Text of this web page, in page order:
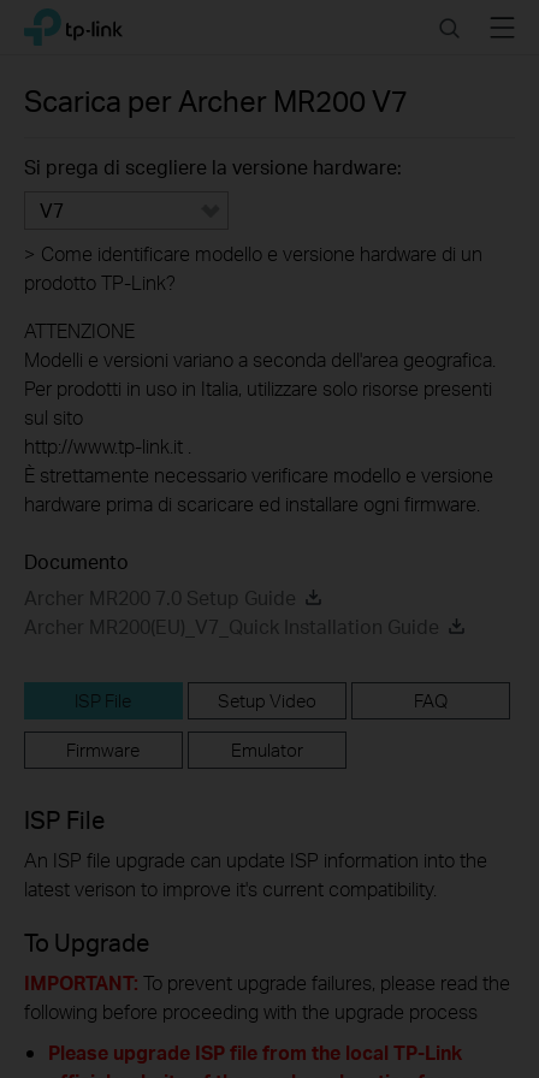
Click
navigation
TP-Link, Reliably Smart SearchMenu
Scarica per Archer MR200 V7
Si prega di scegliere la versione hardware:
V7
> Come identificare modello e versione hardware di un
prodotto TP-Link?
ATTENZIONE
Modelli e versioni variano a seconda dell'area geografica.
Per prodotti in uso in Italia, utilizzare solo risorse presenti
sul sito
http://www.tp-link.it .
È strettamente necessario verificare modello e versione
hardware prima di scaricare ed installare ogni firmware.
Documento
Archer MR200 7.0 Setup Guide
Archer MR200(EU)_V7_Quick Installation Guide
ISP File Setup Video FAQ
Firmware Emulator
ISP File
An ISP file upgrade can update ISP information into the
latest verison to improve it's current compatibility.
To Upgrade
IMPORTANT: To prevent upgrade failures, please read the
following before proceeding with the upgrade process
Please upgrade ISP file from the local TP-Link